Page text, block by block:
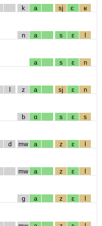
k a sj ɛː ʁ
n a s ɛ l
a s ɛ n
l z a sj ɛ n
b ɑ s ɛ s
d mw a z ɛ l
mw a z ɛ l
g a z ɛ l